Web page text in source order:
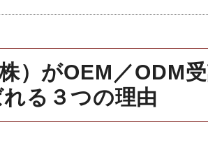
）がOEM／ODM
る３つの理由